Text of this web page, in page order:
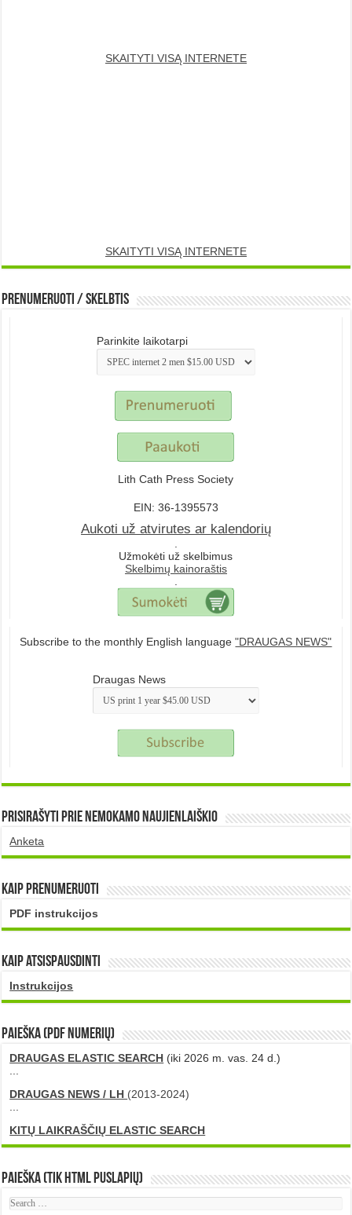
SKAITYTI VISĄ INTERNETE
SKAITYTI VISĄ INTERNETE
Prenumeruoti / Skelbtis
Parinkite laikotarpi
Lith Cath Press Society
EIN: 36-1395573
Aukoti už atvirutes ar kalendorių
.
Užmokėti už skelbimus
Skelbimų kainoraštis
.
Subscribe to the monthly English language"DRAUGAS NEWS"
Draugas News
Prisirašyti prie nemokamo naujienlaiškio
Anketa
Kaip prenumeruoti
PDF instrukcijos
Kaip atsispausdinti
Instrukcijos
PAIEŠKA (PDF numerių)
DRAUGAS ELASTIC SEARCH (iki 2026 m. vas. 24 d.)
...
DRAUGAS NEWS / LH (2013-2024)
...
KITŲ LAIKRAŠČIŲ ELASTIC SEARCH
Paieška (tik HTML puslapių)